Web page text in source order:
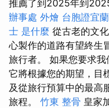
推薦了到2025年到
辦事處 外燴 台胞證宜蘭
士 是什麼 從古老的文
心製作的道路有望終生
旅行者。 如果您要求
它將根據您的期望，目
及從旅行預算中的最高
旅程。 竹東 整骨 皇家